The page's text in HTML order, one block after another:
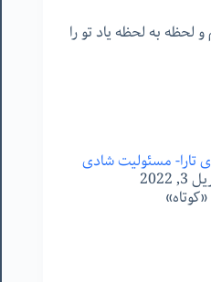
به لحظه یاد تو را
تارا- مسئولیت شادی
2022